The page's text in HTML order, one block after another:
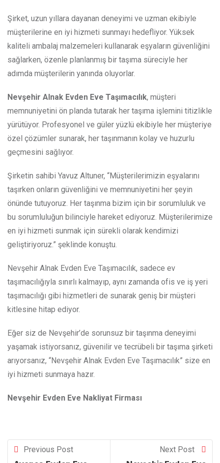
Şirket, uzun yıllara dayanan deneyimi ve uzman ekibiyle
müşterilerine en iyi hizmeti sunmayı hedefliyor. Yüksek
kaliteli ambalaj malzemeleri kullanarak eşyaların güvenliğini
sağlarken, özenle planlanmış bir taşıma süreciyle her
adımda müşterilerin yanında oluyorlar.
Nevşehir Alnak Evden Eve Taşımacılık, müşteri
memnuniyetini ön planda tutarak her taşıma işlemini titizlikle
yürütüyor. Profesyonel ve güler yüzlü ekibiyle her müşteriye
özel çözümler sunarak, her taşınmanın kolay ve huzurlu
geçmesini sağlıyor.
Şirketin sahibi Yavuz Altuner, “Müşterilerimizin eşyalarını
taşırken onların güvenliğini ve memnuniyetini her şeyin
önünde tutuyoruz. Her taşınma bizim için bir sorumluluk ve
bu sorumluluğun bilinciyle hareket ediyoruz. Müşterilerimize
en iyi hizmeti sunmak için sürekli olarak kendimizi
geliştiriyoruz.” şeklinde konuştu.
Nevşehir Alnak Evden Eve Taşımacılık, sadece ev
taşımacılığıyla sınırlı kalmayıp, aynı zamanda ofis ve iş yeri
taşımacılığı gibi hizmetleri de sunarak geniş bir müşteri
kitlesine hitap ediyor.
Eğer siz de Nevşehir’de sorunsuz bir taşınma deneyimi
yaşamak istiyorsanız, güvenilir ve tecrübeli bir taşıma şirketi
arıyorsanız, “Nevşehir Alnak Evden Eve Taşımacılık” size en
iyi hizmeti sunmaya hazır.
Nevşehir Evden Eve Nakliyat Firması
Previous Post Next Post